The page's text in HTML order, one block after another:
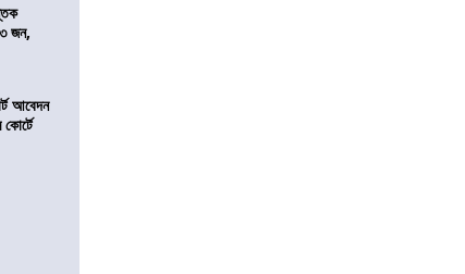
৩ জন,
আবেদন